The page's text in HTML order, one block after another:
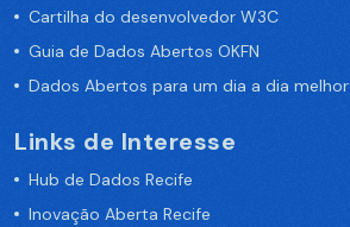
Cartilha do desenvolvedor W3C
Guia de Dados Abertos OKFN
Dados Abertos para um dia a dia melhor
Links de Interesse
Hub de Dados Recife
Inovação Aberta Recife